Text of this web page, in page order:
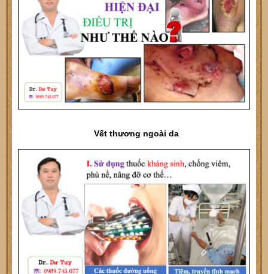
Vết thương ngoài da